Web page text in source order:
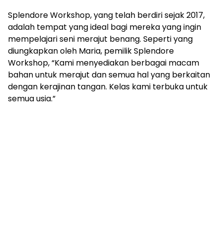
Splendore Workshop, yang telah berdiri sejak 2017,
adalah tempat yang ideal bagi mereka yang ingin
mempelajari seni merajut benang. Seperti yang
diungkapkan oleh Maria, pemilik Splendore
Workshop, “Kami menyediakan berbagai macam
bahan untuk merajut dan semua hal yang berkaitan
dengan kerajinan tangan. Kelas kami terbuka untuk
semua usia.”